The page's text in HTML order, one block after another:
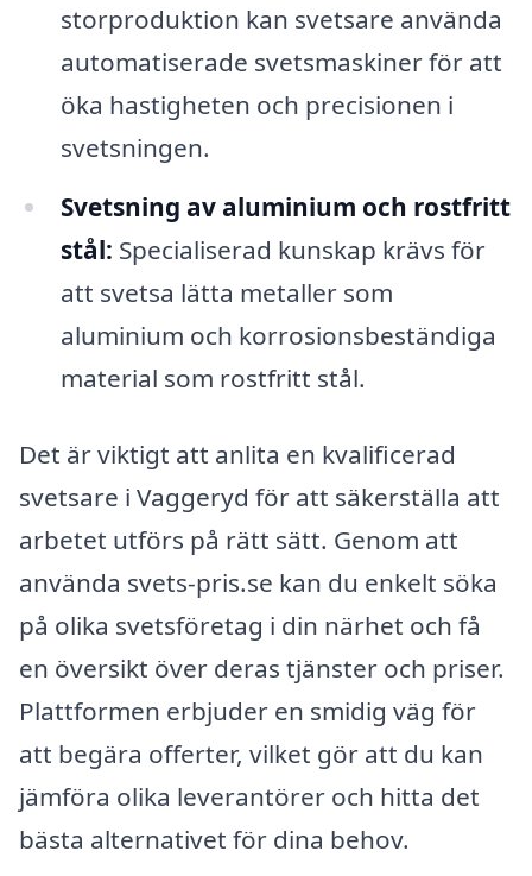
storproduktion kan svetsare använda
automatiserade svetsmaskiner för att
öka hastigheten och precisionen i
svetsningen.
Svetsning av aluminium och rostfritt
stål: Specialiserad kunskap krävs för
att svetsa lätta metaller som
aluminium och korrosionsbeständiga
material som rostfritt stål.
Det är viktigt att anlita en kvalificerad
svetsare i Vaggeryd för att säkerställa att
arbetet utförs på rätt sätt. Genom att
använda svets-pris.se kan du enkelt söka
på olika svetsföretag i din närhet och få
en översikt över deras tjänster och priser.
Plattformen erbjuder en smidig väg för
att begära offerter, vilket gör att du kan
jämföra olika leverantörer och hitta det
bästa alternativet för dina behov.